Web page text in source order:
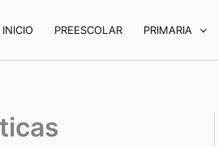
INICIO PREESCOLAR PRIMARIA